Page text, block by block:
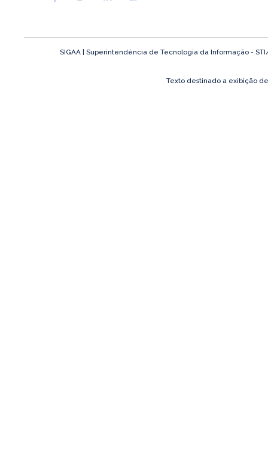
SIGAA | Superintendência de Tecnologia da Informação -
Texto destinado a exibição